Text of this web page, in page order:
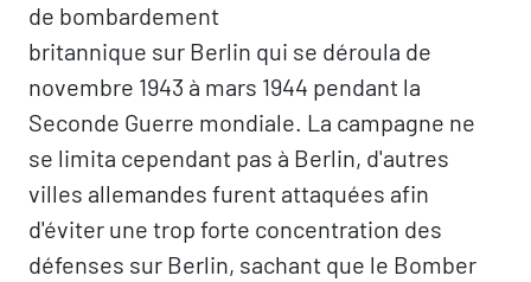
de bombardement
britannique sur Berlin qui se déroula de
novembre 1943 à mars 1944 pendant la
Seconde Guerre mondiale. La campagne ne
se limita cependant pas à Berlin, d'autres
villes allemandes furent attaquées afin
d'éviter une trop forte concentration des
défenses sur Berlin, sachant que le Bomber